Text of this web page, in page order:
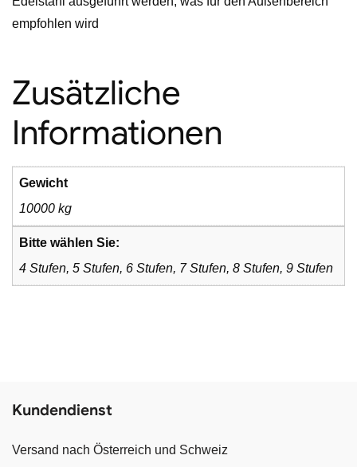
empfohlen wird
Zusätzliche
Informationen
Gewicht
10000 kg
Bitte wählen Sie:
4 Stufen, 5 Stufen, 6 Stufen, 7 Stufen, 8 Stufen, 9 Stufen
Kundendienst
Versand nach Österreich und Schweiz